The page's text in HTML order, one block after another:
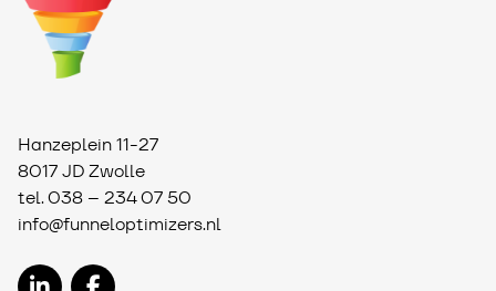
Hanzeplein 11-27
8017 JD Zwolle
tel.038 – 234 07 50
info@funneloptimizers.nl